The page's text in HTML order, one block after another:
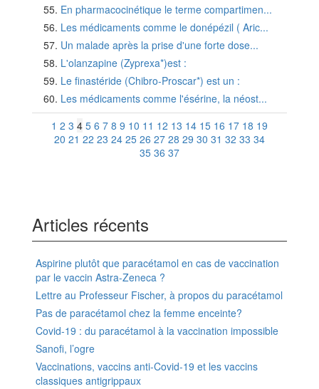
En pharmacocinétique le terme compartimen...
Les médicaments comme le donépézil ( Aric...
Un malade après la prise d'une forte dose...
L'olanzapine (Zyprexa*)est :
Le finastéride (Chibro-Proscar*) est un :
Les médicaments comme l'ésérine, la néost...
1 2 3 4 5 6 7 8 9 10 11 12 13 14 15 16 17 18 19
20 21 22 23 24 25 26 27 28 29 30 31 32 33 34
35 36 37
Articles récents
Aspirine plutôt que paracétamol en cas de vaccination
par le vaccin Astra-Zeneca ?
Lettre au Professeur Fischer, à propos du paracétamol
Pas de paracétamol chez la femme enceinte?
Covid-19 : du paracétamol à la vaccination impossible
Sanofi, l’ogre
Vaccinations, vaccins anti-Covid-19 et les vaccins
classiques antigrippaux